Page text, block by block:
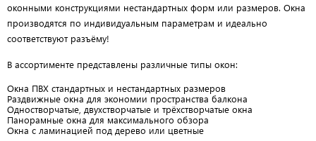
оконными конструкциями нестандартных форм или размеров. Окна
производятся по индивидуальным параметрам и идеально
соответствуют разъёму!
В ассортименте представлены различные типы окон:
Окна ПВХ стандартных и нестандартных размеров
Раздвижные окна для экономии пространства балкона
Одностворчатые, двухстворчатые и трёхстворчатые окна
Панорамные окна для максимального обзора
Окна с ламинацией под дерево или цветные